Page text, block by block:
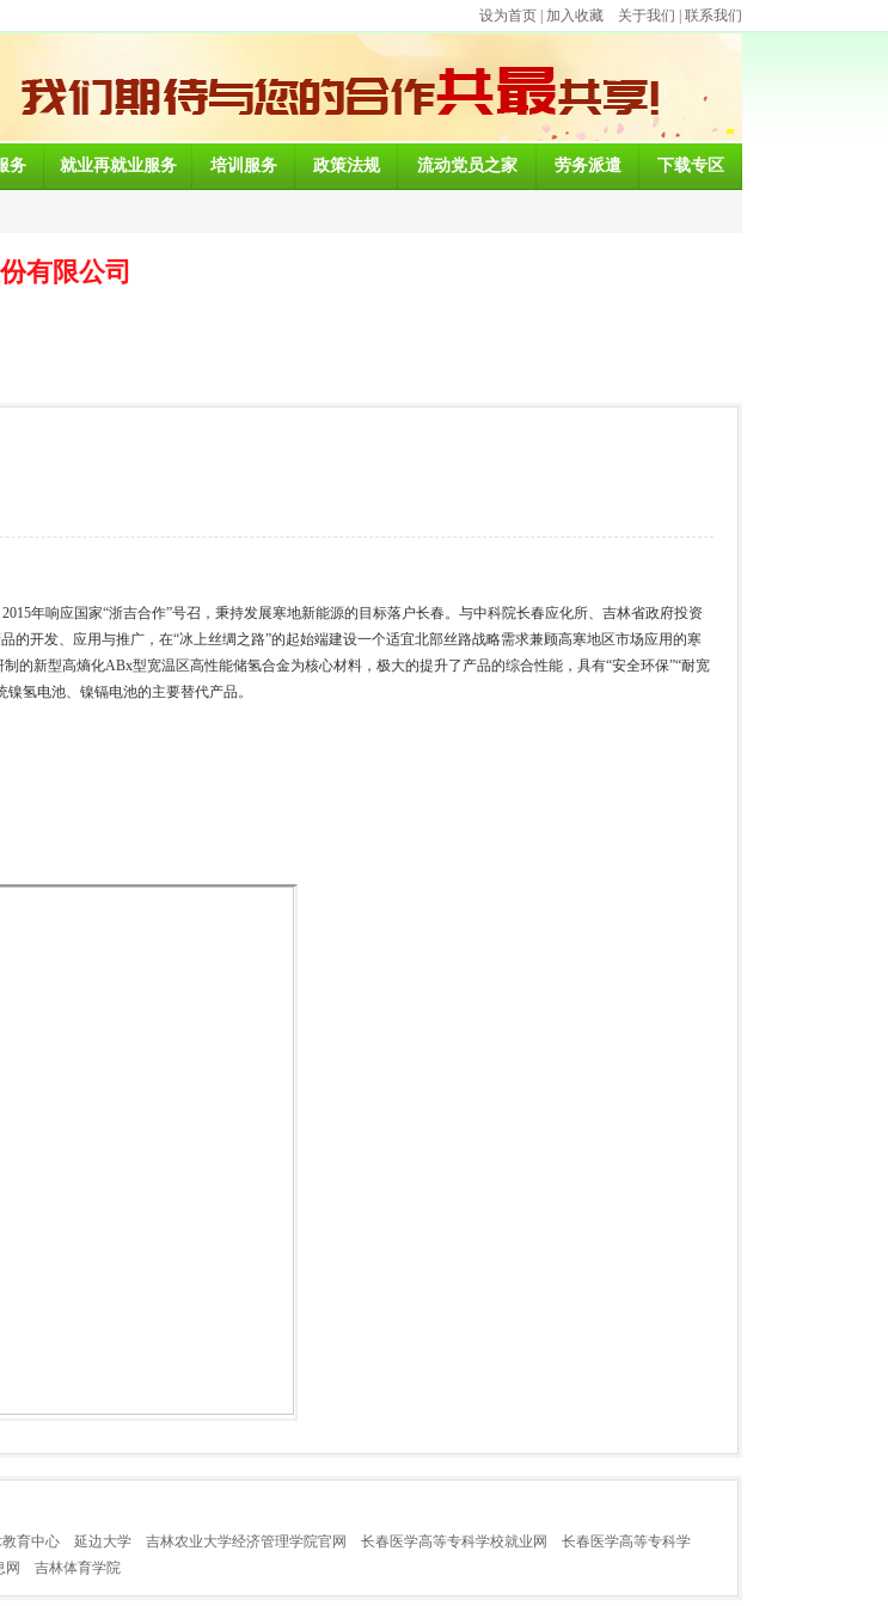
设为首页 加入收藏 关于我们 联系我们
务 就业再就业服务 培训服务 政策法规 流动党员之家 劳务派遣 下载专区
有限公司
年响应国家“浙吉合作”号召，秉持发展寒地新能源的目标落户长春。与中科院长春应化所、吉林省政府投资
开发、应用与推广，在“冰上丝绸之路”的起始端建设一个适宜北部丝路战略需求兼顾高寒地区市场应用的寒
的新型高熵化ABx型宽温区高性能储氢合金为核心材料，极大的提升了产品的综合性能，具有“安全环保”“耐宽
氢电池、镍镉电池的主要替代产品。
育中心 延边大学 吉林农业大学经济管理学院官网 长春医学高等专科学校就业网
长春医学高等专科学
网 吉林体育学院